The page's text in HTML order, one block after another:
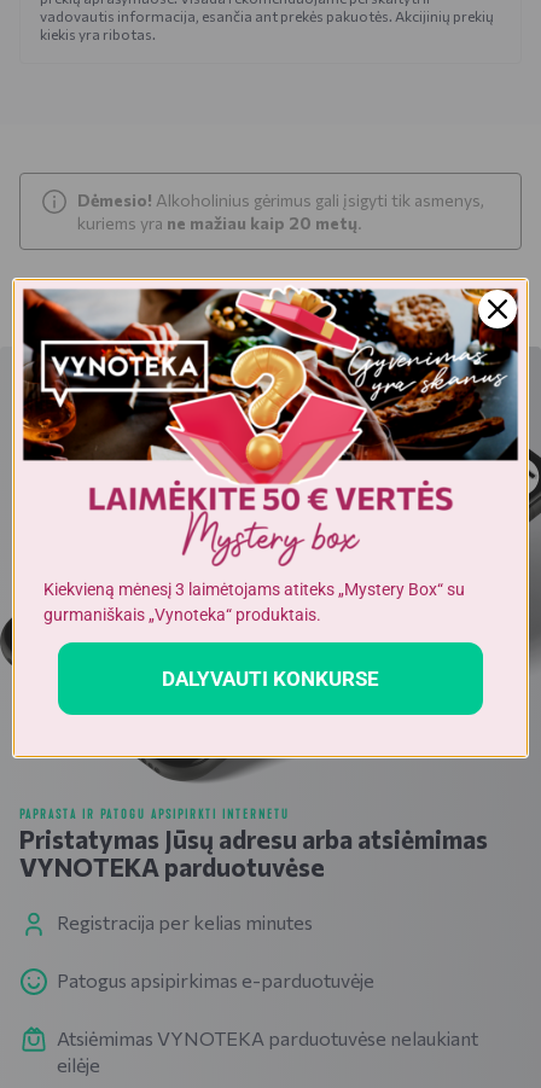
vadovautis informacija, esančia ant prekės pakuotės. Akcijinių prekių
kiekis yra ribotas.
Dėmesio! Alkoholinius gėrimus gali įsigyti tik asmenys,
kuriems yra ne mažiau kaip 20 metų.
PAPRASTA IR PATOGU APSIPIRKTI INTERNETU
Pristatymas Jūsų adresu arba atsiėmimas
VYNOTEKA parduotuvėse
Registracija per kelias minutes
Patogus apsipirkimas e-parduotuvėje
Atsiėmimas VYNOTEKA parduotuvėse nelaukiant
eilėje
Kiekvieną mėnesį 3 laimėtojams atiteks „Mystery Box“ su
gurmaniškais „Vynoteka“ produktais.
DALYVAUTI KONKURSE